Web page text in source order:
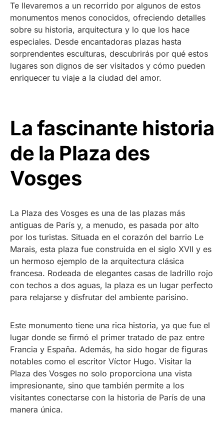
Te llevaremos a un recorrido por algunos de estos
monumentos menos conocidos, ofreciendo detalles
sobre su historia, arquitectura y lo que los hace
especiales. Desde encantadoras plazas hasta
sorprendentes esculturas, descubrirás por qué estos
lugares son dignos de ser visitados y cómo pueden
enriquecer tu viaje a la ciudad del amor.
La fascinante historia
de la Plaza des
Vosges
La Plaza des Vosges es una de las plazas más
antiguas de París y, a menudo, es pasada por alto
por los turistas. Situada en el corazón del barrio Le
Marais, esta plaza fue construida en el siglo XVII y es
un hermoso ejemplo de la arquitectura clásica
francesa. Rodeada de elegantes casas de ladrillo rojo
con techos a dos aguas, la plaza es un lugar perfecto
para relajarse y disfrutar del ambiente parisino.
Este monumento tiene una rica historia, ya que fue el
lugar donde se firmó el primer tratado de paz entre
Francia y España. Además, ha sido hogar de figuras
notables como el escritor Víctor Hugo. Visitar la
Plaza des Vosges no solo proporciona una vista
impresionante, sino que también permite a los
visitantes conectarse con la historia de París de una
manera única.